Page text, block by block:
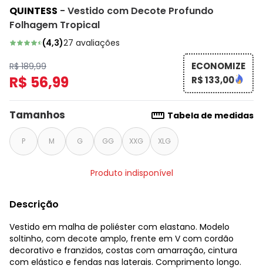
QUINTESS - Vestido com Decote Profundo
Folhagem Tropical
(4,3)27 avaliações
R$ 189,99
R$ 56,99
ECONOMIZE
R$ 133,00
Tamanhos Tabela de medidas
P M G GG XXG XLG
Produto indisponível
Descrição
Vestido em malha de poliéster com elastano. Modelo
soltinho, com decote amplo, frente em V com cordão
decorativo e franzidos, costas com amarração, cintura
com elástico e fendas nas laterais. Comprimento longo.